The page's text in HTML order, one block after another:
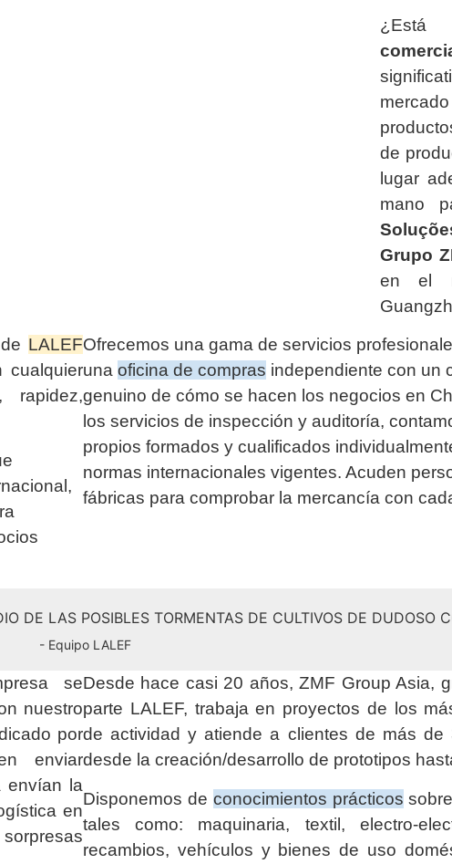
¿Está
de
lugar
mano
Grupo
en el
LALEF
cualquier
rapidez,
Ofrecemos una gama de servicios
una oficina de compras independiente con un
genuino de cómo se hacen los negocios en
los servicios de inspección y auditoría,
propios formados y cualificados
normas internacionales vigentes. Acuden
fábricas para comprobar la mercancía con
DE LAS POSIBLES TORMENTAS DE CULTIVOS DE DUDOSO
- Equipo LALEF
se
nuestro
por
enviar
envían la
en
Desde hace casi 20 años, ZMF Group Asia,
parte LALEF, trabaja en proyectos de los
de actividad y atiende a clientes de más de
desde la creación/desarrollo de prototipos
Disponemos de conocimientos prácticos
tales como: maquinaria, textil, electro-
recambios, vehículos y bienes de uso